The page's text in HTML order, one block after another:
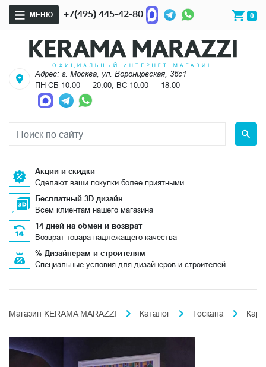
МЕНЮ +7(495) 445-42-80 0
Адрес: г. Москва, ул. Воронцовская, 36с1
ПН-СБ 10:00 — 20:00, ВС 10:00 — 18:00
Акции и скидки
Сделают ваши покупки более приятными
Бесплатный 3D дизайн
Всем клиентам нашего магазина
14 дней на обмен и возврат
Возврат товара надлежащего качества
% Дизайнерам и строителям
Специальные условия для дизайнеров и строителей
Магазин KERAMA MARAZZI Каталог Тоскана